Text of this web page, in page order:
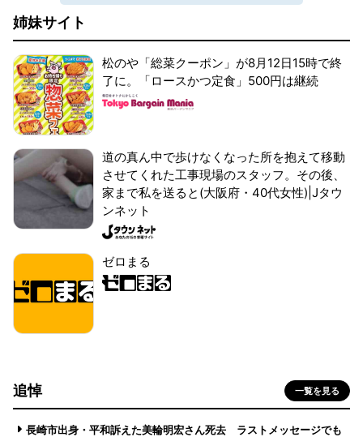
姉妹サイト
松のや「総菜クーポン」が8月12日15時で終
了に。「ロースかつ定食」500円は継続
道の真ん中で歩けなくなった所を抱えて移動
させてくれた工事現場のスタッフ。その後、
家まで私を送ると(大阪府・40代女性)|Jタウ
ンネット
ゼロまる
追悼 一覧を見る
長崎市出身・平和訴えた美輪明宏さん死去 ラストメッセージでも